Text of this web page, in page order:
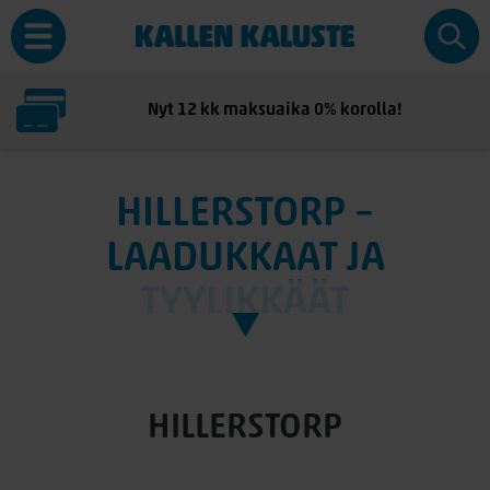
Nyt 12 kk maksuaika 0% korolla!
HILLERSTORP –
LAADUKKAAT JA
TYYLIKKÄÄT
PUUTARHAKALUSTEET
HILLERSTORP